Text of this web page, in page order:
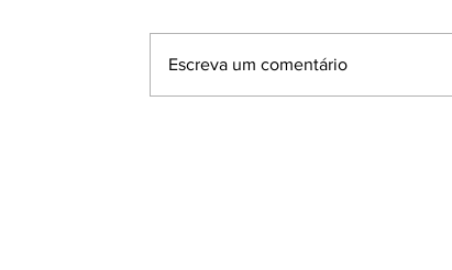
Escreva um comentário